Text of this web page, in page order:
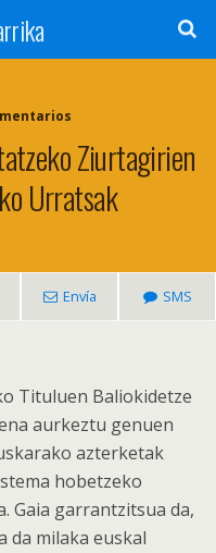
Ziurtagirien
Urratsak
Envía SMS
Tituluen Baliokidetze
aurkeztu genuen
azterketak
hobetzeko
Gaia garrantzitsua da,
da milaka euskal